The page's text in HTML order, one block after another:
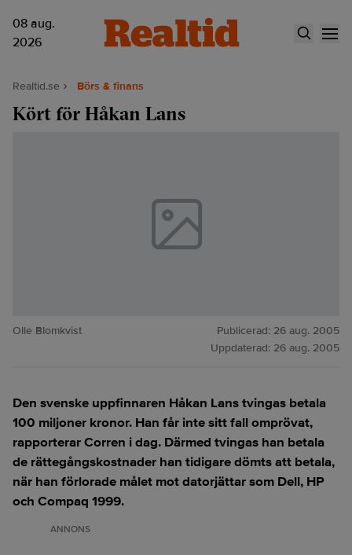
08 aug.
2026
Realtid.se Börs & finans
Kört för Håkan Lans
Olle Blomkvist Publicerad: 26 aug. 2005
Uppdaterad: 26 aug. 2005
Den svenske uppfinnaren Håkan Lans tvingas betala
100 miljoner kronor. Han får inte sitt fall omprövat,
rapporterar Corren i dag. Därmed tvingas han betala
de rättegångskostnader han tidigare dömts att betala,
när han förlorade målet mot datorjättar som Dell, HP
och Compaq 1999.
ANNONS